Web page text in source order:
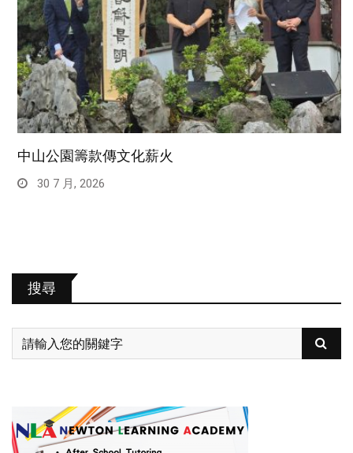
中山公園籌款傳文化薪火
30 7 月, 2026
搜尋